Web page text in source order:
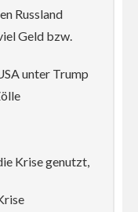
Russland
Geld bzw.
unter Trump
Krise genutzt,